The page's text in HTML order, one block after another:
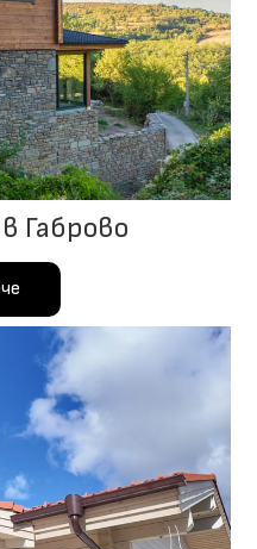
Габрово